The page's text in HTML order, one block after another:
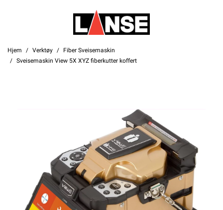
Hjem Verktøy
Fiber Sveisemaskin
Sveisemaskin View 5X XYZ fiberkutter koffert